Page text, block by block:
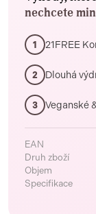
nechcete
1 21FREE
2 Dlouhá
3 Veganské
EAN
Druh zboží
Objem
Specifikace